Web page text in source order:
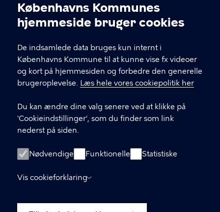
Cookieindstillinger
Københavns Kommunes
hjemmeside bruger cookies
De indsamlede data bruges kun internt i
Københavns Kommune til at kunne vise fx videoer
og kort på hjemmesiden og forbedre den generelle
brugeroplevelse. Læs hele vores cookiepolitik her
Du kan ændre dine valg senere ved at klikke på
'Cookieindstillinger', som du finder som link
nederst på siden.
Nødvendige Funktionelle Statistiske
Vis cookieforklaring
indrebylokaludvalg@okf.kk.dk
5798009800411
LINKS
Kontakt os
Nyhedsbrev
Facebook
Instagram